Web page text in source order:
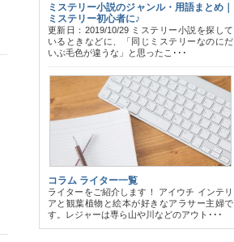
ミステリー小説のジャンル・用語まとめ｜
ミステリー初心者に♪
更新日：2019/10/29 ミステリー小説を探して
いるときなどに、「同じミステリーなのにだ
いぶ毛色が違うな」と思ったこ･･･
コラム ライター一覧
ライターをご紹介します！ アイウチ インテリ
アと観葉植物と絵本が好きなアラサー主婦で
す。レジャーは専ら山や川などのアウト･･･